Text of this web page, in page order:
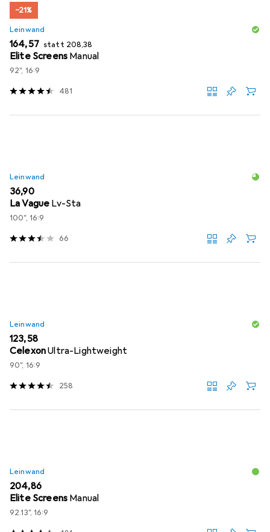
−21%
Leinwand
EUR
164,57 statt EUR
208,38
Elite Screens Manual
92", 16:9
481
Leinwand
EUR
36,90
La Vague Lv-Sta
100", 16:9
66
Leinwand
EUR
123,58
CelexonUltra-Lightweight
90", 16:9
258
Leinwand
EUR
204,86
Elite Screens Manual
92.13", 16:9